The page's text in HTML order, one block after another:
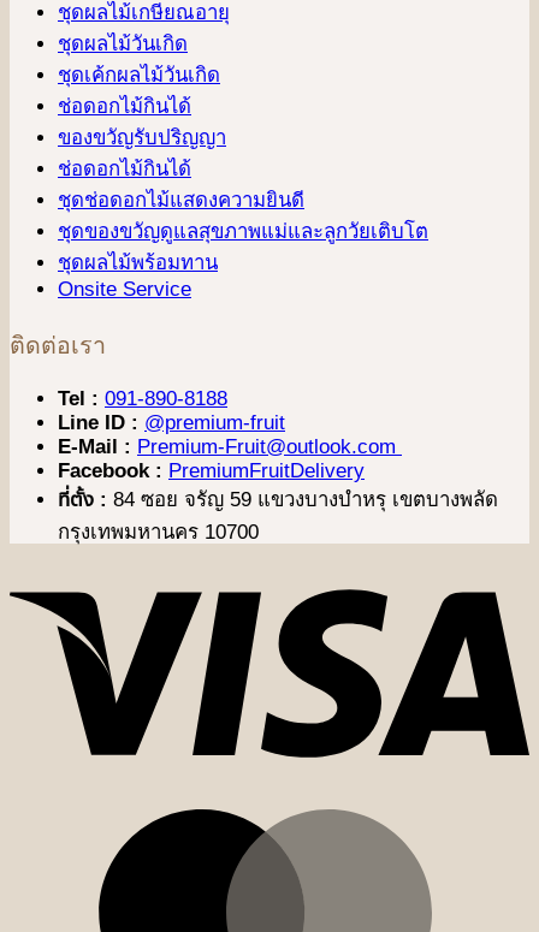
ชุดผลไม้เกษียณอายุ
ชุดผลไม้วันเกิด
ชุดเค้กผลไม้วันเกิด
ช่อดอกไม้กินได้
ของขวัญรับปริญญา
ช่อดอกไม้กินได้
ชุดช่อดอกไม้แสดงความยินดี
ชุดของขวัญดูแลสุขภาพแม่และลูกวัยเติบโต
ชุดผลไม้พร้อมทาน
Onsite Service
ติดต่อเรา
Tel : 091-890-8188
Line ID : @premium-fruit
E-Mail : Premium-Fruit@outlook.com
Facebook : PremiumFruitDelivery
ที่ตั้ง : 84 ซอย จรัญ 59 แขวงบางบำหรุ เขตบางพลัด
กรุงเทพมหานคร 10700